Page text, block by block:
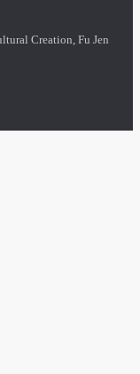
Creation, Fu Jen